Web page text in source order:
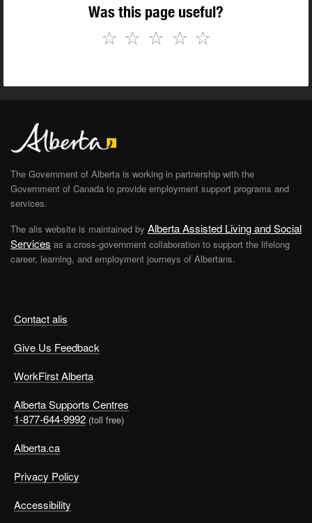
Was this page useful?
☆
☆
☆
☆
☆
Contact alis
Give Us Feedback
WorkFirst Alberta
Alberta Supports Centres
1-877-644-9992 (toll free)
Alberta.ca
Privacy Policy
Accessibility
The Government of Alberta is working in partnership with the
Government of Canada to provide employment support programs and
services.
The alis website is maintained by Alberta Assisted Living and Social
Services as a cross-government collaboration to support the lifelong
career, learning, and employment journeys of Albertans.